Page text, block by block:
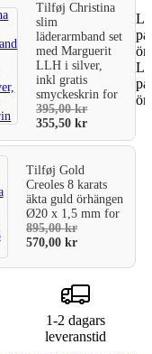
TilføjChristina
slim
läderarmband set
med Marguerit
LLH i silver,
inkl gratis
smyckeskrinfor
395,00kr
355,50kr
TilføjGold
Creoles 8 karats
äkta guld örhängen
Ø20 x 1,5 mmfor
895,00kr
570,00kr
på
på
1-2 dagars
leveranstid